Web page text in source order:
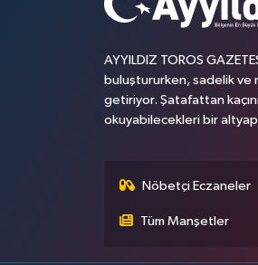
AYYILDIZ TOROS
buluştururken, sadelik ve
getiriyor. Şatafattan
okuyabilecekleri bir
Nöbetçi Eczaneler
Tüm Manşetler